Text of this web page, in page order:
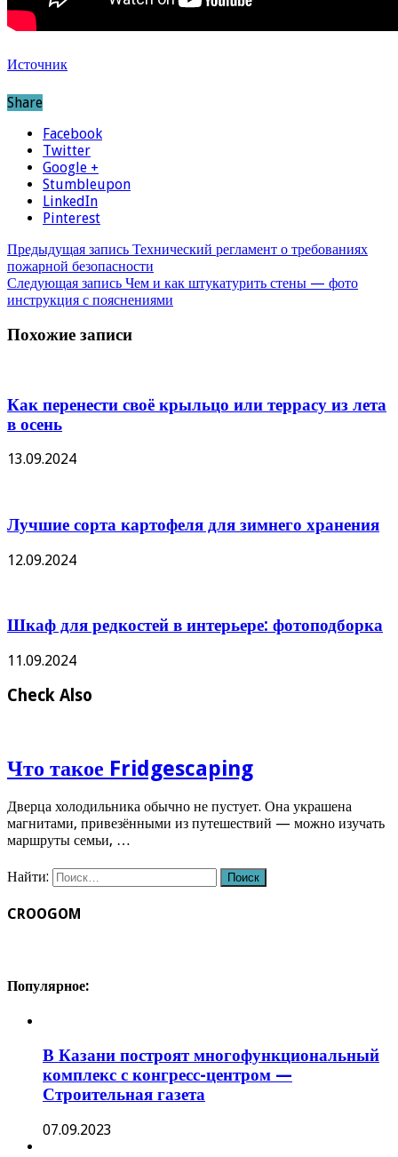
Источник
Share
Facebook
Twitter
Google +
Stumbleupon
LinkedIn
Pinterest
Предыдущая запись Технический регламент о требованиях
пожарной безопасности
Следующая запись Чем и как штукатурить стены — фото
инструкция с пояснениями
Похожие записи
Как перенести своё крыльцо или террасу из лета
в осень
13.09.2024
Лучшие сорта картофеля для зимнего хранения
12.09.2024
Шкаф для редкостей в интерьере: фотоподборка
11.09.2024
Check Also
Что такое Fridgescaping
Дверца холодильника обычно не пустует. Она украшена
магнитами, привезёнными из путешествий — можно изучать
маршруты семьи, …
Найти:
CROOGOM
Популярное:
В Казани построят многофункциональный
комплекс с конгресс-центром —
Строительная газета
07.09.2023